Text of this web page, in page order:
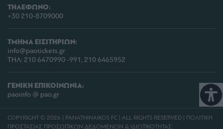
ΤΗΛΕΦΩΝΟ:
+30 210-8709000
ΤΜΗΜΑ ΕΙΣΙΤΗΡΙΩΝ:
info@paotickets.gr
ΤΗΛ: 210 6470990 -991, 210 6465952
ΓΕΝΙΚΗ ΕΠΙΚΟΙΝΩΝΙΑ:
paoinfo @ pao.gr
COPYRIGHT © 2026 | PANATHINAIKOS FC | ALL RIGHTS RESERVED | ΠΟΛΙΤΙΚΗ
ΠΡΟΣΤΑΣΙΑΣ ΠΡΟΣΩΠΙΚΩΝ ΔΕΔΟΜΕΝΩΝ & ΙΔΙΩΤΙΚΟΤΗΤΑΣ